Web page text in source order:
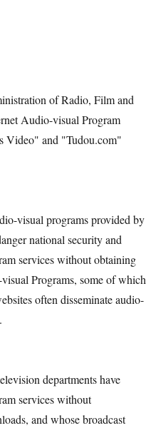
of Radio, Film and
Audio-visual Program
Video" and "Tudou.com"
programs provided by
national security and
services without obtaining
Programs, some of which
often disseminate audio-
departments have
services without
and whose broadcast